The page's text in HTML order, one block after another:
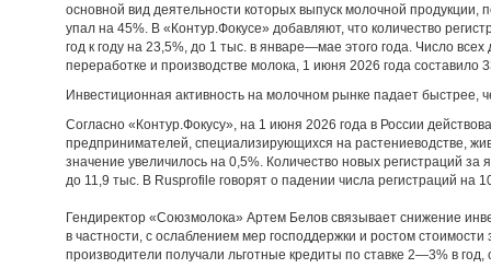
основной вид деятельности которых выпуск молочной продукции,
упал на 45%. В «Контур.Фокусе» добавляют, что количество
год к году на 23,5%, до 1 тыс. в январе—мае этого года. Число
переработке и производстве молока, 1 июня 2026 года составило
Инвестиционная активность на молочном рынке падает быстрее,
Согласно «Контур.Фокусу», на 1 июня 2026 года в России
предпринимателей, специализирующихся на растениеводстве,
значение увеличилось на 0,5%. Количество новых регистраций
до 11,9 тыс. В Rusprofile говорят о падении числа регистраций на
Гендиректор «Союзмолока» Артем Белов связывает снижение
в частности, с ослаблением мер господдержки и ростом
производители получали льготные кредиты по ставке 2—3% в